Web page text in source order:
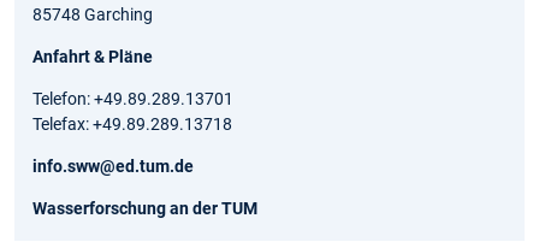
85748 Garching
Anfahrt & Pläne
Telefon: +49.89.289.13701
Telefax: +49.89.289.13718
info.sww@ed.tum.de
Wasserforschung an der TUM